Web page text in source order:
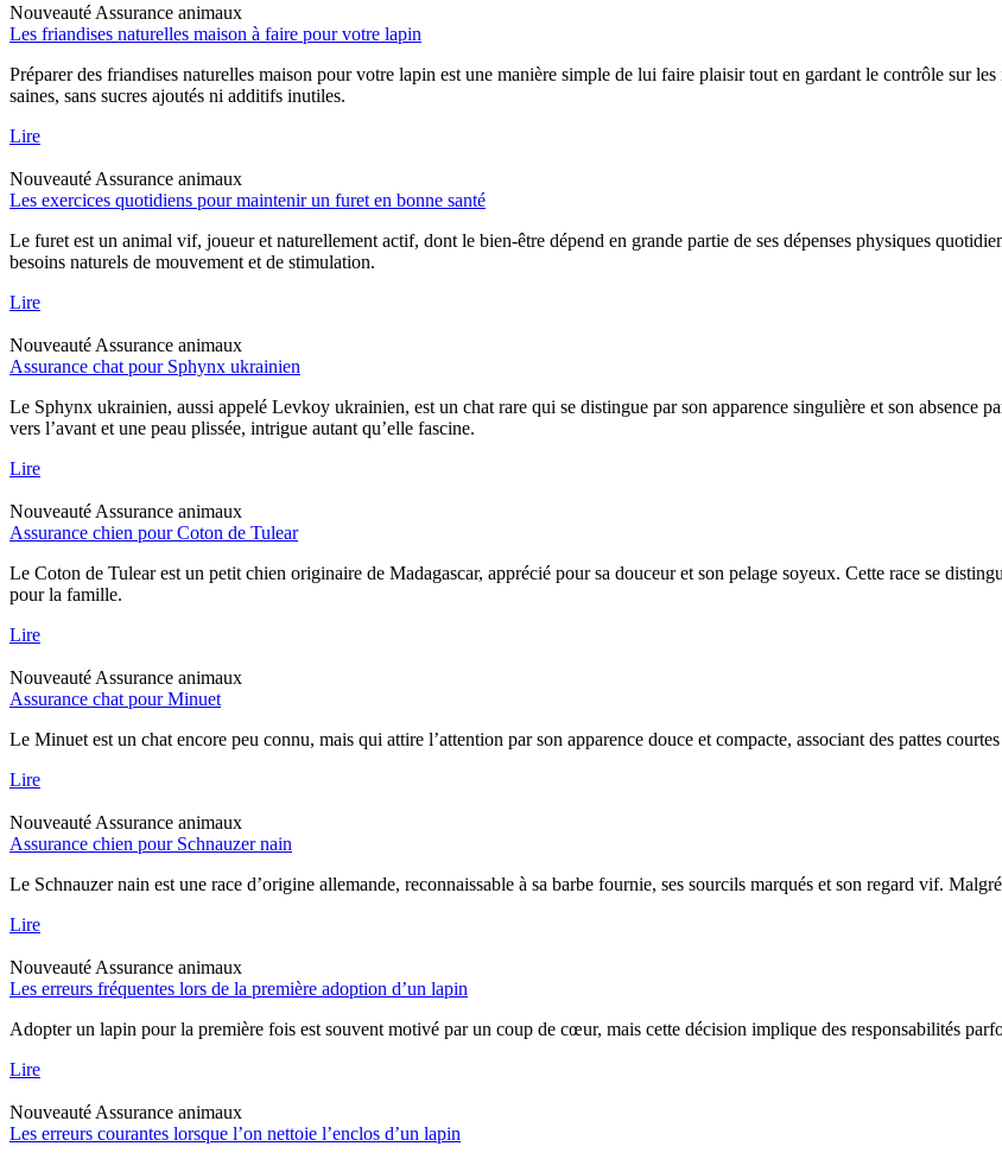
Nouveauté Assurance animaux
Les friandises naturelles maison à faire pour votre lapin
Préparer des friandises naturelles maison pour votre lapin est une manière simple de lui faire plaisir tout en gardant le contrôle sur
saines, sans sucres ajoutés ni additifs inutiles.
Lire
Nouveauté Assurance animaux
Les exercices quotidiens pour maintenir un furet en bonne santé
Le furet est un animal vif, joueur et naturellement actif, dont le bien-être dépend en grande partie de ses dépenses physiques
besoins naturels de mouvement et de stimulation.
Lire
Nouveauté Assurance animaux
Assurance chat pour Sphynx ukrainien
Le Sphynx ukrainien, aussi appelé Levkoy ukrainien, est un chat rare qui se distingue par son apparence singulière et son absence
vers l’avant et une peau plissée, intrigue autant qu’elle fascine.
Lire
Nouveauté Assurance animaux
Assurance chien pour Coton de Tulear
Le Coton de Tulear est un petit chien originaire de Madagascar, apprécié pour sa douceur et son pelage soyeux. Cette race se
pour la famille.
Lire
Nouveauté Assurance animaux
Assurance chat pour Minuet
Le Minuet est un chat encore peu connu, mais qui attire l’attention par son apparence douce et compacte, associant des pattes
Lire
Nouveauté Assurance animaux
Assurance chien pour Schnauzer nain
Le Schnauzer nain est une race d’origine allemande, reconnaissable à sa barbe fournie, ses sourcils marqués et son regard vif.
Lire
Nouveauté Assurance animaux
Les erreurs fréquentes lors de la première adoption d’un lapin
Adopter un lapin pour la première fois est souvent motivé par un coup de cœur, mais cette décision implique des responsabilités
Lire
Nouveauté Assurance animaux
Les erreurs courantes lorsque l’on nettoie l’enclos d’un lapin